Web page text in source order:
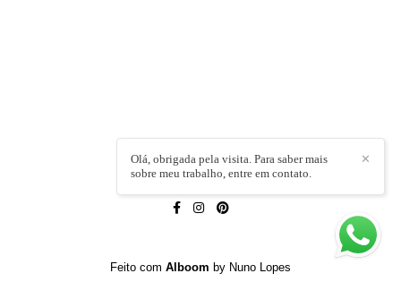
LÍVIA CAPELI/CONTATO
✕
Olá, obrigada pela visita. Para saber mais
sobre meu trabalho, entre em contato.
Feito com Alboom by Nuno Lopes